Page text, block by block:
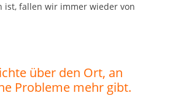
ist, fallen wir immer wieder von
über den Ort, an
Probleme mehr gibt.